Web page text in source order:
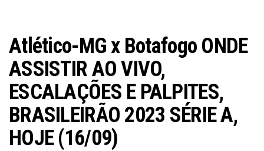
Atlético-MG x Botafogo ONDE
ASSISTIR AO VIVO,
ESCALAÇÕES E PALPITES,
BRASILEIRÃO 2023 SÉRIE A,
HOJE (16/09)